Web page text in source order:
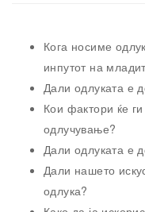
Кога носиме
инпутот на
Дали одлуката е
Кои фактори ќе
одлучување?
Дали одлуката е
Дали нашето
одлука?